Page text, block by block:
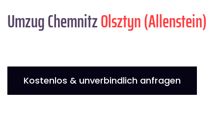
Umzug ChemnitzOlsztyn (Allenstein)
Kostenlos & unverbindlich anfragen